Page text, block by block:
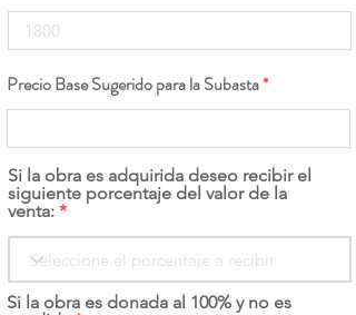
Precio Base Sugerido para la Subasta
Si la obra es adquirida deseo recibir el
siguiente porcentaje del valor de la
venta:
Si la obra es donada al 100% y no es